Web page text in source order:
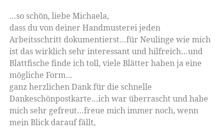
…so schön, liebe Michaela,
dass du von deiner Handmusterei jeden
Arbeitsschritt dokumentierst…für Neulinge wie mich
ist das wirklich sehr interessant und hilfreich…und
Blattfische finde ich toll, viele Blätter haben ja eine
mögliche Form…
ganz herzlichen Dank für die schnelle
Dankeschönpostkarte…ich war überrascht und habe
mich sehr gefreut…freue mich immer noch, wenn
mein Blick darauf fällt,